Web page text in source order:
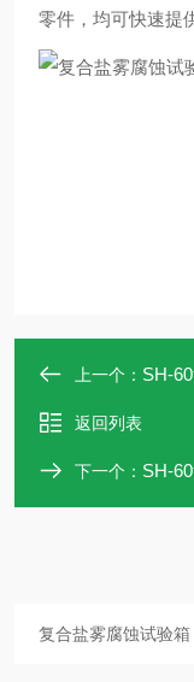
零件，均可快速提
上一个： SH-
返回列表
下一个： SH-